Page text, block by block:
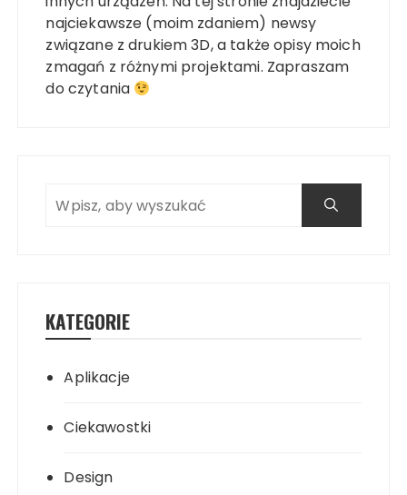
najciekawsze (moim zdaniem) newsy
związane z drukiem 3D, a także opisy moich
zmagań z różnymi projektami. Zapraszam
do czytania
KATEGORIE
Aplikacje
Ciekawostki
Design